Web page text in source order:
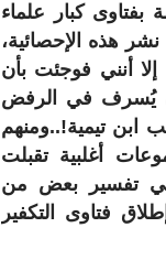
بفتاوى كبار علماء
هذه الإحصائية،
أنني فوجئت بأن
يُسرف في الرفض
ابن تيمية!..ومنهم
أغلبية تقبلت
في تفسير بعض من
فتاوى التكفير